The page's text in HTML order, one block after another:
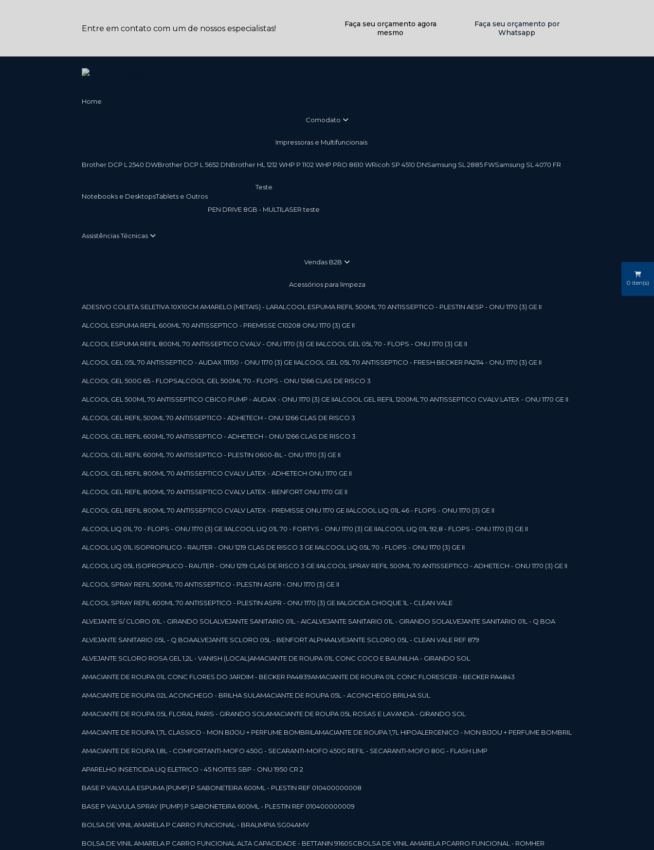
Entre em contato com um de nossos especialistas!
Faça seu orçamento agora
mesmo
Faça seu orçamento por
Whatsapp
Home
Comodato
Impressoras e Multifuncionais
Brother DCP L 2540 DW Brother DCP L 5652 DN Brother HL 1212 W HP P 1102 W HP PRO 8610 W Ricoh SP 4510 DN Samsung SL 2885 FW Samsung SL 4070 FR
Notebooks e Desktops Tablets e Outros
teste
PEN DRIVE 8GB - MULTILASER teste
Assistências Técnicas
vendas B2B
Acessórios para limpeza
ADESIVO COLETA SELETIVA 10X10CM AMARELO (METAIS) - LAR ALCOOL ESPUMA REFIL 500ML 70 ANTISSEPTICO - PLESTIN AESP - ONU 1170 (3) GE II
ALCOOL ESPUMA REFIL 600ML 70 ANTISSEPTICO - PREMISSE C10208 ONU 1170 (3) GE II
ALCOOL ESPUMA REFIL 800ML 70 ANTISSEPTICO CVALV - ONU 1170 (3) GE II ALCOOL GEL 05L 70 - FLOPS - ONU 1170 (3) GE II
ALCOOL GEL 05L 70 ANTISSEPTICO - AUDAX 111150 - ONU 1170 (3) GE II ALCOOL GEL 05L 70 ANTISSEPTICO - FRESH BECKER PA2114 - ONU 1170 (3) GE II
ALCOOL GEL 500G 65 - FLOPS ALCOOL GEL 500ML 70 - FLOPS - ONU 1266 CLAS DE RISCO 3
ALCOOL GEL 500ML 70 ANTISSEPTICO CBICO PUMP - AUDAX - ONU 1170 (3) GE II ALCOOL GEL REFIL 1200ML 70 ANTISSEPTICO CVALV LATEX - ONU 1170 GE II
ALCOOL GEL REFIL 500ML 70 ANTISSEPTICO - ADHETECH - ONU 1266 CLAS DE RISCO 3
ALCOOL GEL REFIL 600ML 70 ANTISSEPTICO - ADHETECH - ONU 1266 CLAS DE RISCO 3
ALCOOL GEL REFIL 600ML 70 ANTISSEPTICO - PLESTIN 0600-BL - ONU 1170 (3) GE II
ALCOOL GEL REFIL 800ML 70 ANTISSEPTICO CVALV LATEX - ADHETECH ONU 1170 GE II
ALCOOL GEL REFIL 800ML 70 ANTISSEPTICO CVALV LATEX - BENFORT ONU 1170 GE II
ALCOOL GEL REFIL 800ML 70 ANTISSEPTICO CVALV LATEX - PREMISSE ONU 1170 GE II ALCOOL LIQ 01L 46 - FLOPS - ONU 1170 (3) GE II
ALCOOL LIQ 01L 70 - FLOPS - ONU 1170 (3) GE II ALCOOL LIQ 01L 70 - FORTYS - ONU 1170 (3) GE II ALCOOL LIQ 01L 92,8 - FLOPS - ONU 1170 (3) GE II
ALCOOL LIQ 01L ISOPROPILICO - RAUTER - ONU 1219 CLAS DE RISCO 3 GE II ALCOOL LIQ 05L 70 - FLOPS - ONU 1170 (3) GE II
ALCOOL LIQ 05L ISOPROPILICO - RAUTER - ONU 1219 CLAS DE RISCO 3 GE II ALCOOL SPRAY REFIL 500ML 70 ANTISSEPTICO - ADHETECH - ONU 1170 (3) GE II
ALCOOL SPRAY REFIL 500ML 70 ANTISSEPTICO - PLESTIN ASPR - ONU 1170 (3) GE II
ALCOOL SPRAY REFIL 600ML 70 ANTISSEPTICO - PLESTIN ASPR - ONU 1170 (3) GE II ALGICIDA CHOQUE 1L - CLEAN VALE
ALVEJANTE S/ CLORO 01L - GIRANDO SOL ALVEJANTE SANITARIO 01L - AIC ALVEJANTE SANITARIO 01L - GIRANDO SOL ALVEJANTE SANITARIO 01L - Q BOA
ALVEJANTE SANITARIO 05L - Q BOA ALVEJANTE SCLORO 05L - BENFORT ALPHA ALVEJANTE SCLORO 05L - CLEAN VALE REF 879
ALVEJANTE SCLORO ROSA GEL 1,2L - VANISH (LOCAL) AMACIANTE DE ROUPA 01L CONC COCO E BAUNILHA - GIRANDO SOL
AMACIANTE DE ROUPA 01L CONC FLORES DO JARDIM - BECKER PA4839 AMACIANTE DE ROUPA 01L CONC FLORESCER - BECKER PA4843
AMACIANTE DE ROUPA 02L ACONCHEGO - BRILHA SUL AMACIANTE DE ROUPA 05L - ACONCHEGO BRILHA SUL
AMACIANTE DE ROUPA 05L FLORAL PARIS - GIRANDO SOL AMACIANTE DE ROUPA 05L ROSAS E LAVANDA - GIRANDO SOL
AMACIANTE DE ROUPA 1,7L CLASSICO - MON BIJOU + PERFUME BOMBRIL AMACIANTE DE ROUPA 1,7L HIPOALERGENICO - MON BIJOU + PERFUME BOMBRIL
AMACIANTE DE ROUPA 1,8L - COMFORT ANTI-MOFO 450G - SECAR ANTI-MOFO 450G REFIL - SECAR ANTI-MOFO 80G - FLASH LIMP
APARELHO INSETICIDA LIQ ELETRICO - 45 NOITES SBP - ONU 1950 CR 2
BASE P VALVULA ESPUMA (PUMP) P SABONETEIRA 600ML - PLESTIN REF 010400000008
BASE P VALVULA SPRAY (PUMP) P SABONETEIRA 600ML - PLESTIN REF 010400000009
BOLSA DE VINIL AMARELA P CARRO FUNCIONAL - BRALIMPIA SG04AMV
BOLSA DE VINIL AMARELA P CARRO FUNCIONAL ALTA CAPACIDADE - BETTANIN 9160SC BOLSA DE VINIL AMARELA PCARRO FUNCIONAL - ROMHER
0 iten(s)